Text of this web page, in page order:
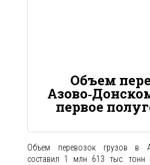
Объем
первое
Объем перевозок грузов в
составил 1 млн 613 тыс. тонн